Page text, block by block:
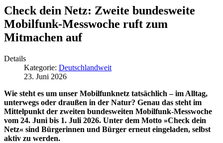
Check dein Netz: Zweite bundesweite
Mobilfunk-Messwoche ruft zum
Mitmachen auf
Details
Kategorie: Deutschlandweit
23. Juni 2026
Wie steht es um unser Mobilfunknetz tatsächlich – im Alltag,
unterwegs oder draußen in der Natur? Genau das steht im
Mittelpunkt der zweiten bundesweiten Mobilfunk-Messwoche
vom 24. Juni bis 1. Juli 2026. Unter dem Motto »Check dein
Netz« sind Bürgerinnen und Bürger erneut eingeladen, selbst
aktiv zu werden.